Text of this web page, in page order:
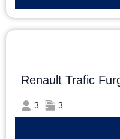
Renault Trafic
3 3